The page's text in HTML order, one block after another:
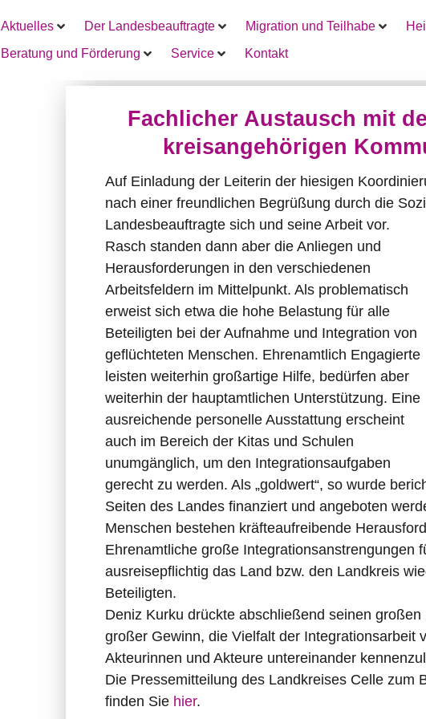
Aktuelles Der Landesbeauftragte Migration und Teilhabe
Beratung und Förderung
Service Kontakt
Fachlicher Austausch mit
kreisangehörigen
Auf Einladung der Leiterin der hiesigen
nach einer freundlichen Begrüßung durch die
Landesbeauftragte sich und seine Arbeit vor.
Rasch standen dann aber die Anliegen und
Herausforderungen in den verschiedenen
Arbeitsfeldern im Mittelpunkt. Als problematisch
erweist sich etwa die hohe Belastung für alle
Beteiligten bei der Aufnahme und Integration von
geflüchteten Menschen. Ehrenamtlich Engagierte
leisten weiterhin großartige Hilfe, bedürfen aber
weiterhin der hauptamtlichen Unterstützung. Eine
ausreichende personelle Ausstattung erscheint
auch im Bereich der Kitas und Schulen
unumgänglich, um den Integrationsaufgaben
gerecht zu werden. Als „goldwert“, so wurde
Seiten des Landes finanziert und angeboten
Menschen bestehen kräfteaufreibende
Ehrenamtliche große Integrationsanstrengungen
ausreisepflichtig das Land bzw. den Landkreis
Beteiligten.
Deniz Kurku drückte abschließend seinen
großer Gewinn, die Vielfalt der Integrationsarbeit
Akteurinnen und Akteure untereinander
Die Pressemitteilung des Landkreises Celle zum
finden Sie hier.